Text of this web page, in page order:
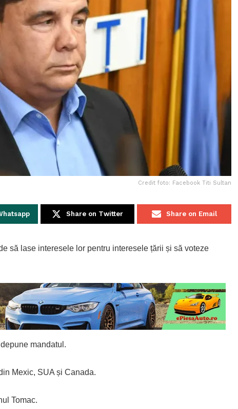
Credit foto: Facebook Titi Sultan
Share on Twitter Share on Email
să lase interesele lor pentru interesele țării și să voteze
mandatul.
Mexic, SUA și Canada.
Tomac.